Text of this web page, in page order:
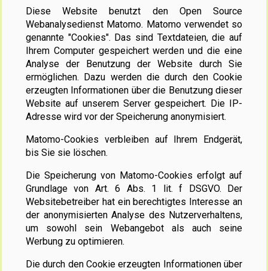
Diese Website benutzt den Open Source
Webanalysedienst Matomo. Matomo verwendet so
genannte "Cookies". Das sind Textdateien, die auf
Ihrem Computer gespeichert werden und die eine
Analyse der Benutzung der Website durch Sie
ermöglichen. Dazu werden die durch den Cookie
erzeugten Informationen über die Benutzung dieser
Website auf unserem Server gespeichert. Die IP-
Adresse wird vor der Speicherung anonymisiert.
Matomo-Cookies verbleiben auf Ihrem Endgerät,
bis Sie sie löschen.
Die Speicherung von Matomo-Cookies erfolgt auf
Grundlage von Art. 6 Abs. 1 lit. f DSGVO. Der
Websitebetreiber hat ein berechtigtes Interesse an
der anonymisierten Analyse des Nutzerverhaltens,
um sowohl sein Webangebot als auch seine
Werbung zu optimieren.
Die durch den Cookie erzeugten Informationen über